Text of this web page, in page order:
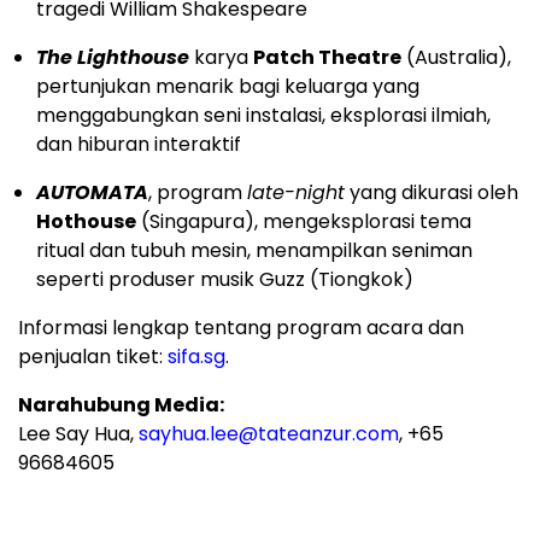
tragedi William Shakespeare
The Lighthouse karya Patch Theatre (Australia),
pertunjukan menarik bagi keluarga yang
menggabungkan seni instalasi, eksplorasi ilmiah,
dan hiburan interaktif
AUTOMATA, programlate-nightyang dikurasi oleh
Hothouse (Singapura), mengeksplorasi tema
ritual dan tubuh mesin, menampilkan seniman
seperti produser musik Guzz (Tiongkok)
Informasi lengkap tentang program acara dan
penjualan tiket: sifa.sg.
Narahubung Media:
Lee Say Hua,sayhua.lee@tateanzur.com, +65
96684605